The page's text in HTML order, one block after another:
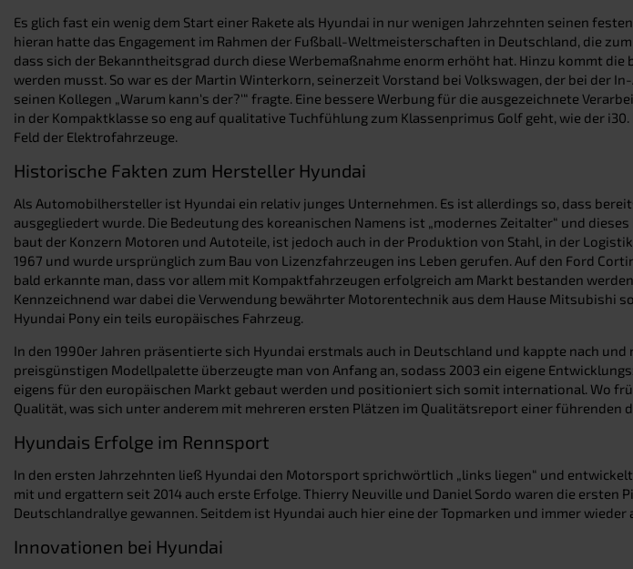
Es glich fast ein wenig dem Start einer Rakete als Hyundai in nur wenigen Jahrzehnten seinen
hieran hatte das Engagement im Rahmen der Fußball-Weltmeisterschaften in Deutschland, die
dass sich der Bekanntheitsgrad durch diese Werbemaßnahme enorm erhöht hat. Hinzu kommt
werden musst. So war es der Martin Winterkorn, seinerzeit Vorstand bei Volkswagen, der bei der
seinen Kollegen „Warum kann‘s der?‘“ fragte. Eine bessere Werbung für die ausgezeichnete
in der Kompaktklasse so eng auf qualitative Tuchfühlung zum Klassenprimus Golf geht, wie der
Feld der Elektrofahrzeuge.
Historische Fakten zum Hersteller Hyundai
Als Automobilhersteller ist Hyundai ein relativ junges Unternehmen. Es ist allerdings so, dass
ausgegliedert wurde. Die Bedeutung des koreanischen Namens ist „modernes Zeitalter“ und
baut der Konzern Motoren und Autoteile, ist jedoch auch in der Produktion von Stahl, in der
1967 und wurde ursprünglich zum Bau von Lizenzfahrzeugen ins Leben gerufen. Auf den Ford
bald erkannte man, dass vor allem mit Kompaktfahrzeugen erfolgreich am Markt bestanden
Kennzeichnend war dabei die Verwendung bewährter Motorentechnik aus dem Hause Mitsubishi
Hyundai Pony ein teils europäisches Fahrzeug.
In den 1990er Jahren präsentierte sich Hyundai erstmals auch in Deutschland und kappte nach
preisgünstigen Modellpalette überzeugte man von Anfang an, sodass 2003 ein eigene
eigens für den europäischen Markt gebaut werden und positioniert sich somit international. Wo
Qualität, was sich unter anderem mit mehreren ersten Plätzen im Qualitätsreport einer
Hyundais Erfolge im Rennsport
In den ersten Jahrzehnten ließ Hyundai den Motorsport sprichwörtlich „links liegen“ und
mit und ergattern seit 2014 auch erste Erfolge. Thierry Neuville und Daniel Sordo waren die ersten
Deutschlandrallye gewannen. Seitdem ist Hyundai auch hier eine der Topmarken und immer wieder
Innovationen bei Hyundai